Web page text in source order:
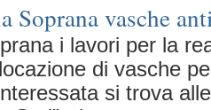
Soprana vasche
i lavori per la
di vasche
si trova